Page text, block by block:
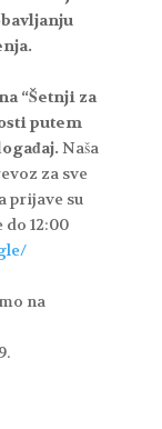
“Šetnji za
putem
Naša
za sve
prijave su
do 12:00
na